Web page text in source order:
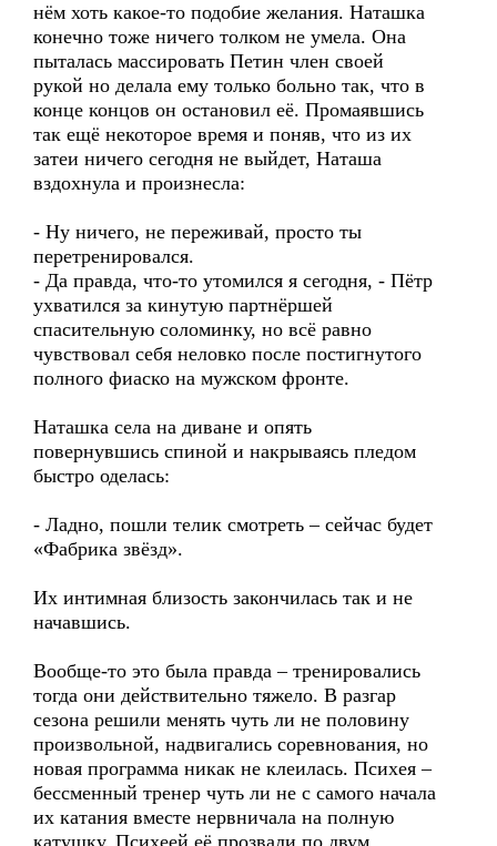
нём хоть какое-то подобие желания. Наташка
конечно тоже ничего толком не умела. Она
пыталась массировать Петин член своей
рукой но делала ему только больно так, что в
конце концов он остановил её. Промаявшись
так ещё некоторое время и поняв, что из их
затеи ничего сегодня не выйдет, Наташа
вздохнула и произнесла:
- Ну ничего, не переживай, просто ты
перетренировался.
- Да правда, что-то утомился я сегодня, - Пётр
ухватился за кинутую партнёршей
спасительную соломинку, но всё равно
чувствовал себя неловко после постигнутого
полного фиаско на мужском фронте.
Наташка села на диване и опять
повернувшись спиной и накрываясь пледом
быстро оделась:
- Ладно, пошли телик смотреть – сейчас будет
«Фабрика звёзд».
Их интимная близость закончилась так и не
начавшись.
Вообще-то это была правда – тренировались
тогда они действительно тяжело. В разгар
сезона решили менять чуть ли не половину
произвольной, надвигались соревнования, но
новая программа никак не клеилась. Психея –
бессменный тренер чуть ли не с самого начала
их катания вместе нервничала на полную
катушку. Психеей её прозвали по двум